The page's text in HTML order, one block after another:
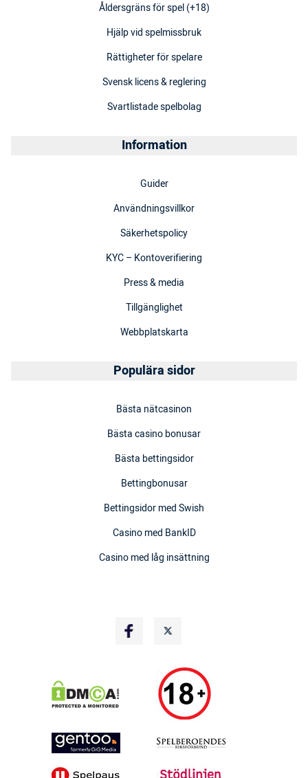
Åldersgräns för spel (+18)
Hjälp vid spelmissbruk
Rättigheter för spelare
Svensk licens & reglering
Svartlistade spelbolag
Information
Guider
Användningsvillkor
Säkerhetspolicy
KYC – Kontoverifiering
Press & media
Tillgänglighet
Webbplatskarta
Populära sidor
Bästa nätcasinon
Bästa casino bonusar
Bästa bettingsidor
Bettingbonusar
Bettingsidor med Swish
Casino med BankID
Casino med låg insättning